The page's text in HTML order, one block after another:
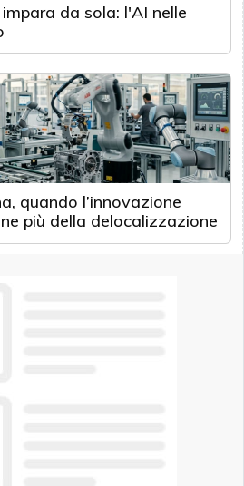
da sola: l'AI nelle
quando l’innovazione
più della delocalizzazione